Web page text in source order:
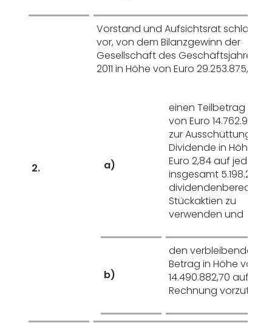
2.
Vorstand und Aufsichtsrat schlagen
vor, von dem Bilanzgewinn der
Gesellschaft des Geschäftsjahres
2011 in Höhe von Euro 29.253.875,78
a)
einen Teilbetrag in
von Euro
zur Ausschüttung
Dividende in Höhe
Euro 2,84 auf jede der
insgesamt 5.198.237
Stückaktien zu
verwenden und
b)
den verbleibenden
Betrag in Höhe von
14.490.882,70 auf
Rechnung